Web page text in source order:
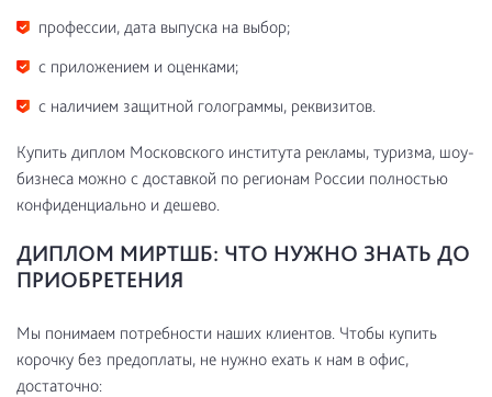
профессии, дата выпуска на выбор;
с приложением и оценками;
с наличием защитной голограммы, реквизитов.
Купить диплом Московского института рекламы, туризма, шоу-
бизнеса можно с доставкой по регионам России полностью
конфиденциально и дешево.
ДИПЛОМ МИРТШБ: ЧТО НУЖНО ЗНАТЬ ДО
ПРИОБРЕТЕНИЯ
Мы понимаем потребности наших клиентов. Чтобы купить
корочку без предоплаты, не нужно ехать к нам в офис,
достаточно: